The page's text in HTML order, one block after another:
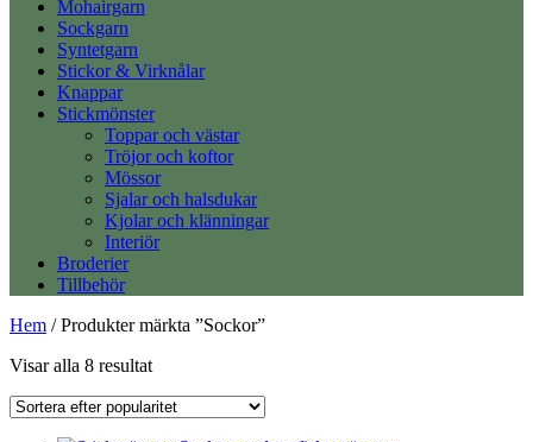
Mohairgarn
Sockgarn
Syntetgarn
Stickor & Virknålar
Knappar
Stickmönster
Toppar och västar
Tröjor och koftor
Mössor
Sjalar och halsdukar
Kjolar och klänningar
Interiör
Broderier
Tillbehör
Hem / Produkter märkta ”Sockor”
Visar alla 8 resultatSortera
popularitet